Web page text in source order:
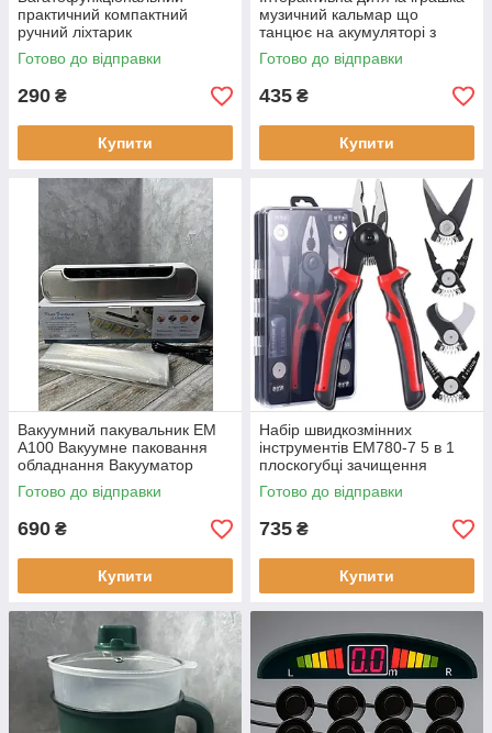
практичний компактний
ручний ліхтарик
акумуляторний із
заряджанням і перехідником
Готово до відправки
290 ₴
Купити
музичний кальмар що
танцює на акумуляторі з
риболовлею Бігальний
Готово до відправки
435 ₴
Купити
Вакуумний пакувальник EM
A100 Вакуумне паковання
обладнання Вакууматор
ручної продуктів
Готово до відправки
690 ₴
Купити
Набір швидкозмінних
інструментів EM780-7 5 в 1
плоскогубці зачищення
ізоляції дротів обтискні щипці
ножиці для металу
Готово до відправки
735 ₴
Купити